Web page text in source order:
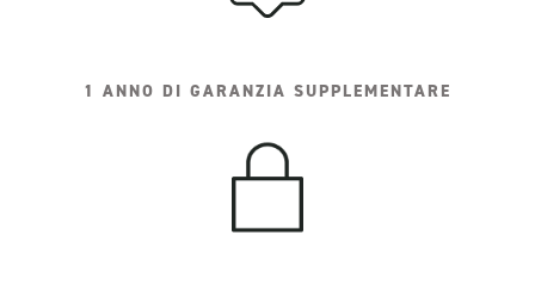
1 ANNO DI GARANZIA SUPPLEMENTARE